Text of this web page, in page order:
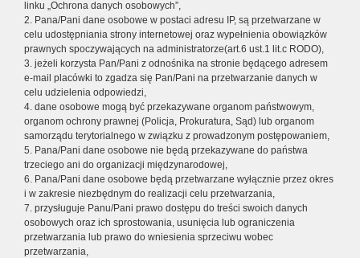
linku „Ochrona danych osobowych”,
2. Pana/Pani dane osobowe w postaci adresu IP, są przetwarzane w
celu udostępniania strony internetowej oraz wypełnienia obowiązków
prawnych spoczywających na administratorze(art.6 ust.1 lit.c RODO),
3. jeżeli korzysta Pan/Pani z odnośnika na stronie będącego adresem
e-mail placówki to zgadza się Pan/Pani na przetwarzanie danych w
celu udzielenia odpowiedzi,
4. dane osobowe mogą być przekazywane organom państwowym,
organom ochrony prawnej (Policja, Prokuratura, Sąd) lub organom
samorządu terytorialnego w związku z prowadzonym postępowaniem,
5. Pana/Pani dane osobowe nie będą przekazywane do państwa
trzeciego ani do organizacji międzynarodowej,
6. Pana/Pani dane osobowe będą przetwarzane wyłącznie przez okres
i w zakresie niezbędnym do realizacji celu przetwarzania,
7. przysługuje Panu/Pani prawo dostępu do treści swoich danych
osobowych oraz ich sprostowania, usunięcia lub ograniczenia
przetwarzania lub prawo do wniesienia sprzeciwu wobec
przetwarzania,